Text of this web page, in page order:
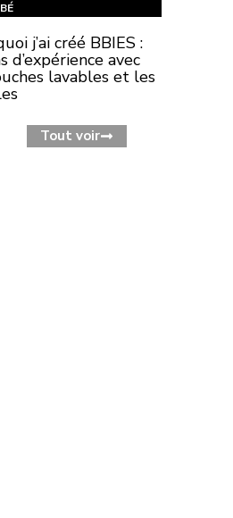
j’ai créé BBIES :
d’expérience avec
lavables et les
Tout voir